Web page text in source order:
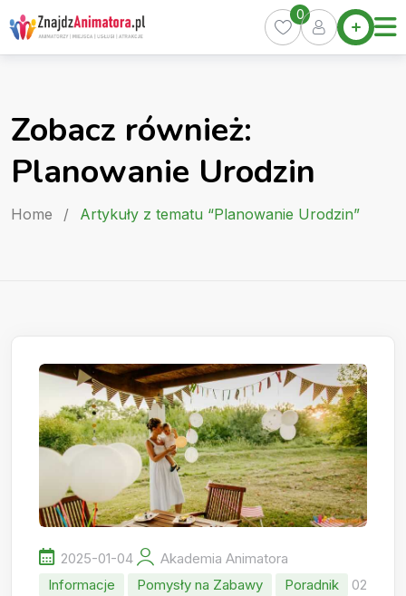
Skip
to
content
Home
Oferty
Kurs
0
Zobacz również:
Planowanie Urodzin
Home / Artykuły z tematu “Planowanie Urodzin”
2025-01-04
Akademia Animatora
Informacje
Pomysły na Zabawy Poradnik
02